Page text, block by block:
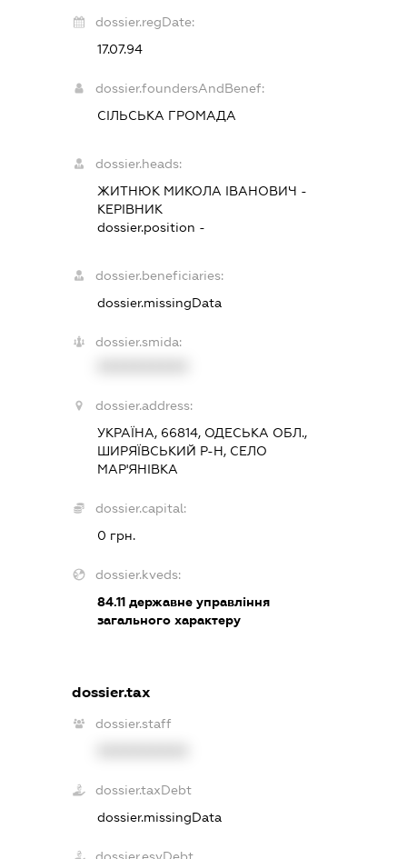
dossier.regDate:
17.07.94
dossier.foundersAndBenef:
СІЛЬСЬКА ГРОМАДА
dossier.heads:
ЖИТНЮК МИКОЛА ІВАНОВИЧ -
КЕРІВНИК
dossier.position -
dossier.beneficiaries:
dossier.missingData
dossier.smida:
dossier.address:
УКРАЇНА, 66814, ОДЕСЬКА ОБЛ.,
ШИРЯЇВСЬКИЙ Р-Н, СЕЛО
МАР'ЯНІВКА
dossier.capital:
0 грн.
dossier.kveds:
84.11державне управління
загального характеру
dossier.tax
dossier.staff
dossier.taxDebt
dossier.missingData